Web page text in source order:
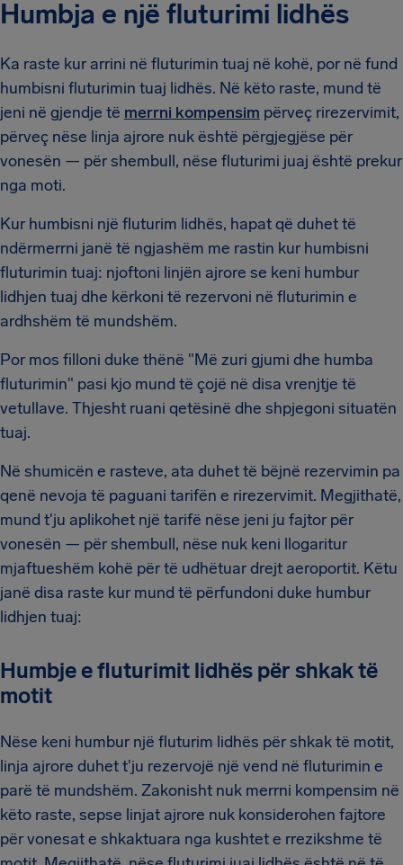
Humbja e një fluturimi lidhës
Ka raste kur arrini në fluturimin tuaj në kohë, por në fund
humbisni fluturimin tuaj lidhës. Në këto raste, mund të
jeni në gjendje të merrni kompensim përveç rirezervimit,
përveç nëse linja ajrore nuk është përgjegjëse për
vonesën — për shembull, nëse fluturimi juaj është prekur
nga moti.
Kur humbisni një fluturim lidhës, hapat që duhet të
ndërmerrni janë të ngjashëm me rastin kur humbisni
fluturimin tuaj: njoftoni linjën ajrore se keni humbur
lidhjen tuaj dhe kërkoni të rezervoni në fluturimin e
ardhshëm të mundshëm.
Por mos filloni duke thënë "Më zuri gjumi dhe humba
fluturimin" pasi kjo mund të çojë në disa vrenjtje të
vetullave. Thjesht ruani qetësinë dhe shpjegoni situatën
tuaj.
Në shumicën e rasteve, ata duhet të bëjnë rezervimin pa
qenë nevoja të paguani tarifën e rirezervimit. Megjithatë,
mund t'ju aplikohet një tarifë nëse jeni ju fajtor për
vonesën — për shembull, nëse nuk keni llogaritur
mjaftueshëm kohë për të udhëtuar drejt aeroportit. Këtu
janë disa raste kur mund të përfundoni duke humbur
lidhjen tuaj:
Humbje e fluturimit lidhës për shkak të
motit
Nëse keni humbur një fluturim lidhës për shkak të motit,
linja ajrore duhet t'ju rezervojë një vend në fluturimin e
parë të mundshëm. Zakonisht nuk merrni kompensim në
këto raste, sepse linjat ajrore nuk konsiderohen fajtore
për vonesat e shkaktuara nga kushtet e rrezikshme të